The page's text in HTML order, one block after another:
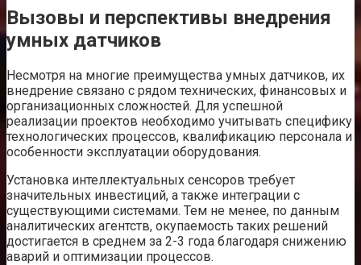
Вызовы и перспективы внедрения
умных датчиков
Несмотря на многие преимущества умных датчиков, их
внедрение связано с рядом технических, финансовых и
организационных сложностей. Для успешной
реализации проектов необходимо учитывать специфику
технологических процессов, квалификацию персонала и
особенности эксплуатации оборудования.
Установка интеллектуальных сенсоров требует
значительных инвестиций, а также интеграции с
существующими системами. Тем не менее, по данным
аналитических агентств, окупаемость таких решений
достигается в среднем за 2-3 года благодаря снижению
аварий и оптимизации процессов.